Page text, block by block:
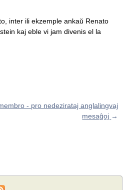
inter ili ekzemple ankaŭ Renato
kaj eble vi jam divenis el la
- pro nedezirataj anglalingvaj
mesaĝoj →